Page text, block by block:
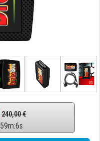
240,00 €
59m:5s